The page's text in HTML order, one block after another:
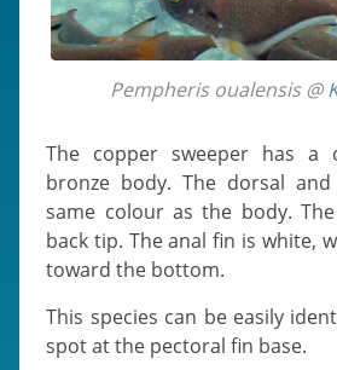
Pempheris oualensis @
The copper sweeper has a copper-brown to
bronze body. The dorsal
same colour as the body.
back tip. The anal fin is white,
toward the bottom.
This species can be easily identified by the black
spot at the pectoral fin base.